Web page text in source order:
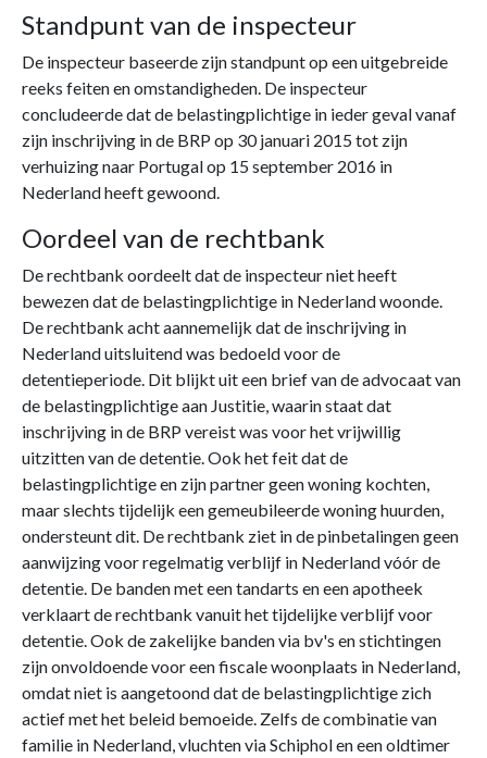
Standpunt van de inspecteur
De inspecteur baseerde zijn standpunt op een uitgebreide
reeks feiten en omstandigheden. De inspecteur
concludeerde dat de belastingplichtige in ieder geval vanaf
zijn inschrijving in de BRP op 30 januari 2015 tot zijn
verhuizing naar Portugal op 15 september 2016 in
Nederland heeft gewoond.
Oordeel van de rechtbank
De rechtbank oordeelt dat de inspecteur niet heeft
bewezen dat de belastingplichtige in Nederland woonde.
De rechtbank acht aannemelijk dat de inschrijving in
Nederland uitsluitend was bedoeld voor de
detentieperiode. Dit blijkt uit een brief van de advocaat van
de belastingplichtige aan Justitie, waarin staat dat
inschrijving in de BRP vereist was voor het vrijwillig
uitzitten van de detentie. Ook het feit dat de
belastingplichtige en zijn partner geen woning kochten,
maar slechts tijdelijk een gemeubileerde woning huurden,
ondersteunt dit. De rechtbank ziet in de pinbetalingen geen
aanwijzing voor regelmatig verblijf in Nederland vóór de
detentie. De banden met een tandarts en een apotheek
verklaart de rechtbank vanuit het tijdelijke verblijf voor
detentie. Ook de zakelijke banden via bv's en stichtingen
zijn onvoldoende voor een fiscale woonplaats in Nederland,
omdat niet is aangetoond dat de belastingplichtige zich
actief met het beleid bemoeide. Zelfs de combinatie van
familie in Nederland, vluchten via Schiphol en een oldtimer